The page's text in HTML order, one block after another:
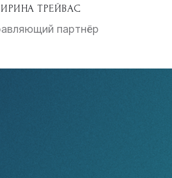
ИРИНА ТРЕЙВАС
партнёр